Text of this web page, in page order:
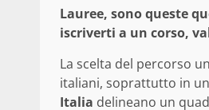
Lauree, sono queste
iscriverti a un corso,
La scelta del percorso
italiani, soprattutto in
Italia delineano un